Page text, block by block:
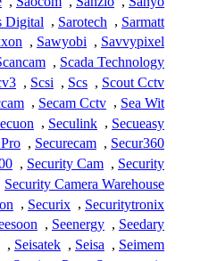
Sarmatt
,
Sarotech
,
Digital
Savvypixel
,
Sawyobi
,
Scada Technology
,
Scout Cctv
,
Scs
,
Scsi
,
Sea Wit
,
Secam Cctv
,
Secueasy
,
Seculink
,
Secur360
,
Securecam
,
Security
,
Security Cam
,
Security Camera Warehouse
Securitytronix
,
Securix
,
Seedary
,
Seenergy
,
Seimem
,
Seisa
,
Seisatek
,